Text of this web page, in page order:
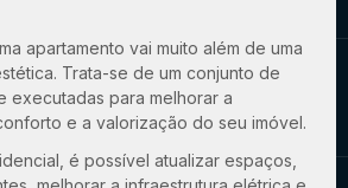
apartamento vai muito além de uma
Trata-se de um conjunto de
executadas para melhorar a
e a valorização do seu imóvel.
é possível atualizar espaços,